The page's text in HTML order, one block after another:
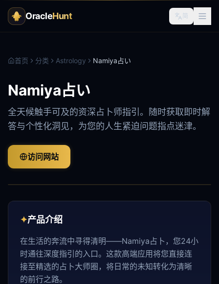
OracleHunt 简
首页 分类 Astrology Namiya占い
Namiya占い
全天候触手可及的资深占卜师指引。随时获取即时解
答与个性化洞见，为您的人生紧迫问题指点迷津。
访问网站
✦产品介绍
在生活的奔流中寻得清明——Namiya占卜，您24小
时通往深度指引的入口。这款高端应用将您直接连
接至精选的占卜大师圈，将日常的未知转化为清晰
的前行之路。